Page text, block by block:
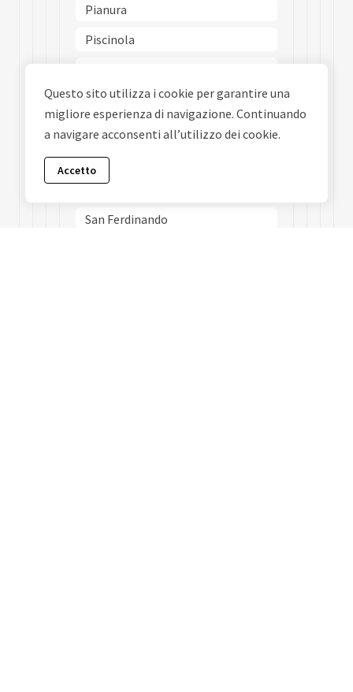
Pianura
Piscinola
Ponticelli
Porto
Posillipo
San Carlo Allarena
San Ferdinando
Questo sito utilizza i cookie per garantire una
migliore esperienza di navigazione. Continuando
a navigare acconsenti all’utilizzo dei cookie.
Accetto